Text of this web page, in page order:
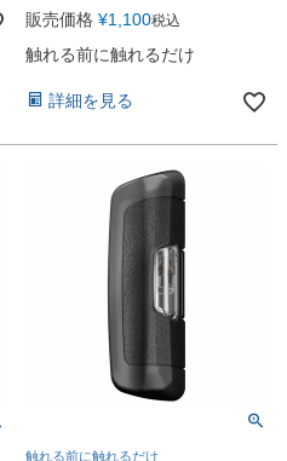
販売価格 ¥1,100税込
触れる前に触れるだけ
詳細を見る
触れる前に触れるだけ